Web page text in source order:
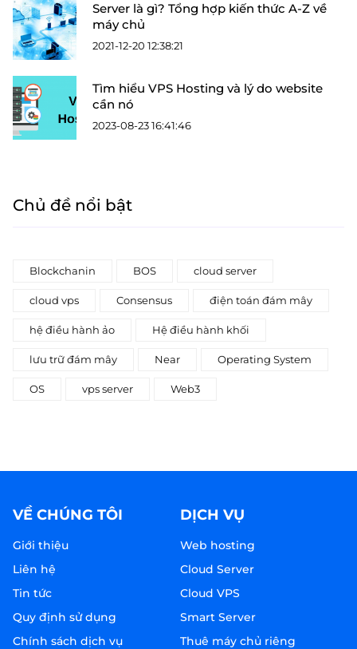
Server là gì? Tổng hợp kiến thức A-Z về
máy chủ
2021-12-20 12:38:21
Tìm hiểu VPS Hosting và lý do website
cần nó
2023-08-23 16:41:46
Chủ đề nổi bật
Blockchanin BOS cloud server
cloud vps Consensus điện toán đám mây
hệ điều hành ảo Hệ điều hành khối
lưu trữ đám mây Near Operating System
OS vps server Web3
VỀ CHÚNG TÔI
Giới thiệu
Liên hệ
Tin tức
Quy định sử dụng
Chính sách dịch vụ
DỊCH VỤ
Web hosting
Cloud Server
Cloud VPS
Smart Server
Thuê máy chủ riêng